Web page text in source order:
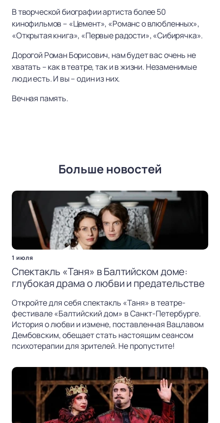
В творческой биографии артиста более 50
кинофильмов – «Цемент», «Романс о влюбленных»,
«Открытая книга», «Первые радости», «Сибирячка».
Дорогой Роман Борисович, нам будет вас очень не
хватать – как в театре, так и в жизни. Незаменимые
люди есть. И вы – один из них.
Вечная память.
Больше новостей
1 июля
Спектакль «Таня» в Балтийском доме:
глубокая драма о любви и предательстве
Откройте для себя спектакль «Таня» в театре-
фестивале «Балтийский дом» в Санкт-Петербурге.
История о любви и измене, поставленная Вацлавом
Дембовским, обещает стать настоящим сеансом
психотерапии для зрителей. Не пропустите!